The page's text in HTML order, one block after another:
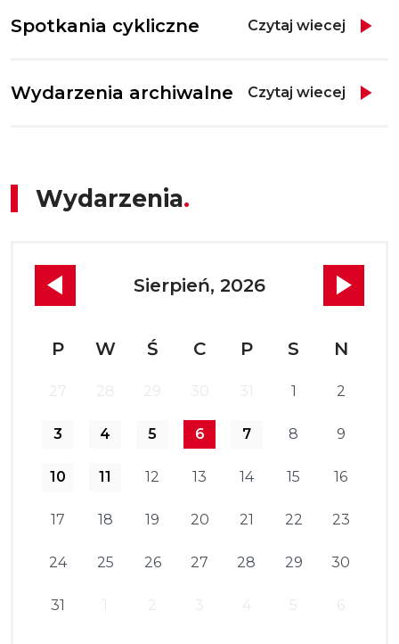
Spotkania cykliczne Czytaj wiecej
Wydarzenia archiwalne Czytaj wiecej
Wydarzenia
Sierpień, 2026
P W Ś C P S N
1 2
3 4 5 6 7 8 9
10 11 12 13 14 15 16
17 18 19 20 21 22 23
24 25 26 27 28 29 30
31